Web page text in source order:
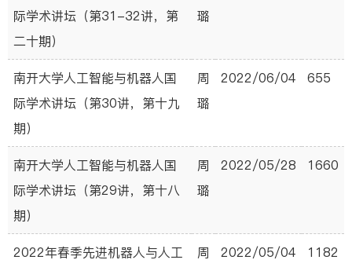
际学术讲坛（第31-32讲，第
二十期）
璐
南开大学人工智能与机器人国
际学术讲坛（第30讲，第十九
期）
周
璐
2022/06/04 655
南开大学人工智能与机器人国
际学术讲坛（第29讲，第十八
期）
周
璐
2022/05/28 1660
2022年春季先进机器人与人工
周
2022/05/04 1182